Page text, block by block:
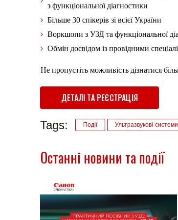
з функціональної діагностики
Більше 30 спікерів зі всієї України
Воркшопи з УЗД та функціональної
Обмін досвідом із провідними
Не пропустіть можливість дізнатися
ДЕТАЛІ ТА РЕЄСТРАЦІЯ
Tags: Події Ультразвукові системи
Останні новини та події